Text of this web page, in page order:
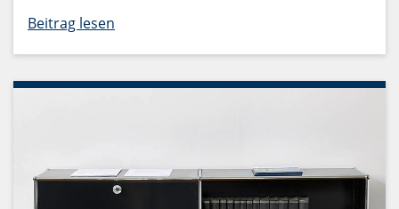
Beitrag lesen